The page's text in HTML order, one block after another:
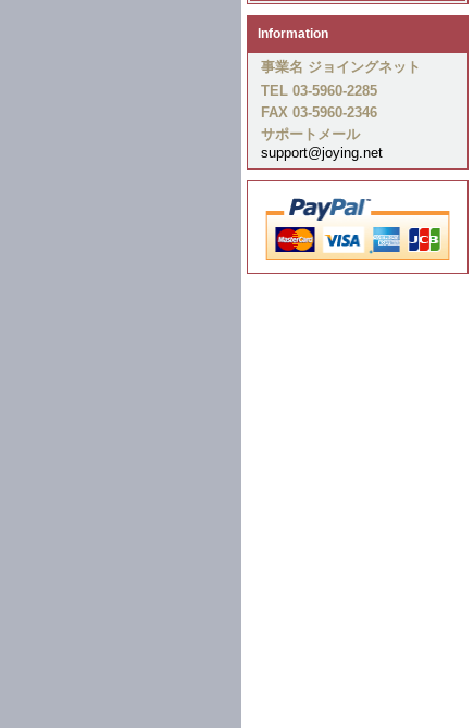
Information
事業名 ジョイングネット
TEL 03-5960-2285
FAX 03-5960-2346
サポートメール
support@joying.net